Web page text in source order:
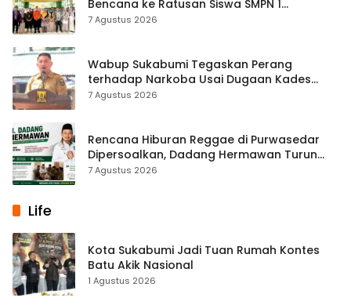
Bencana ke Ratusan Siswa SMPN 1
Simpenan
7 Agustus 2026
Wabup Sukabumi Tegaskan Perang
terhadap Narkoba Usai Dugaan Kades
Terlibat
7 Agustus 2026
Rencana Hiburan Reggae di Purwasedar
Dipersoalkan, Dadang Hermawan Turun
Memfasilitasi Musyawarah
7 Agustus 2026
Life
Kota Sukabumi Jadi Tuan Rumah Kontes
Batu Akik Nasional
1 Agustus 2026